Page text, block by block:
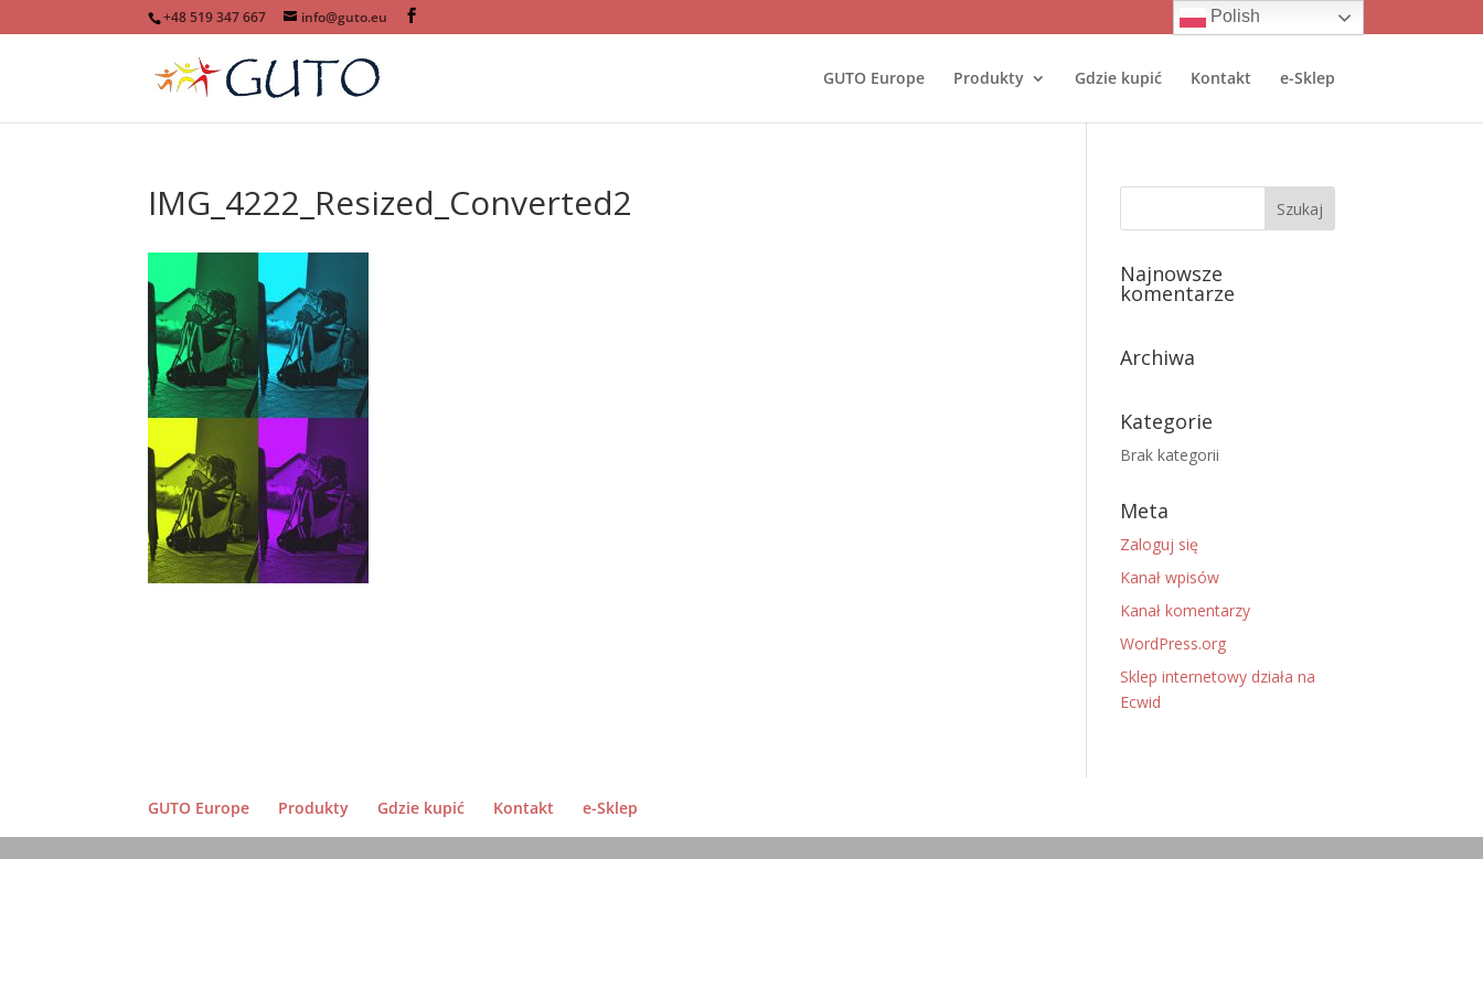
+48 519 347 667 info@guto.eu
GUTO Europe Produkty Gdzie kupić Kontakt e-Sklep
IMG_4222_Resized_Converted2
Najnowsze
komentarze
Archiwa
Kategorie
Brak kategorii
Meta
Zaloguj się
Kanał wpisów
Kanał komentarzy
WordPress.org
Sklep internetowy działa na
Ecwid
GUTO Europe Produkty Gdzie kupić Kontakt e-Sklep
Polish